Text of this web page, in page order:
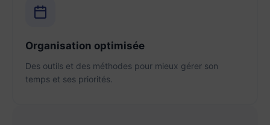
Organisation optimisée
Des outils et des méthodes pour mieux gérer son
temps et ses priorités.